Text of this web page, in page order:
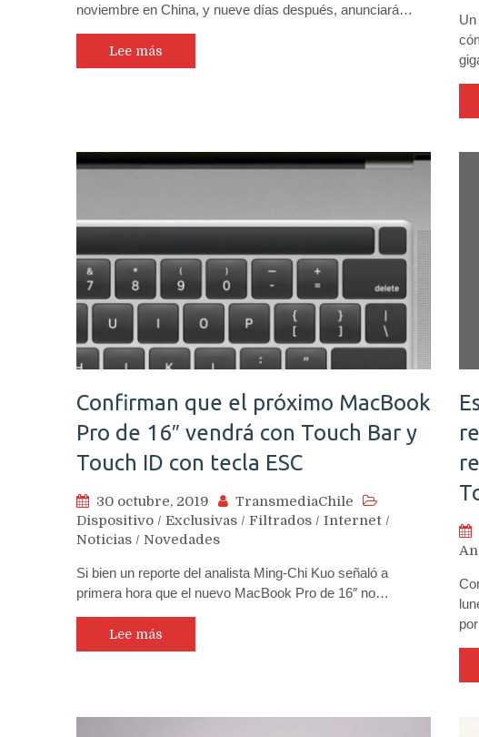
noviembre en China, y nueve días después, anunciará…
Lee más
Confirman que el próximo MacBook
Pro de 16″ vendrá con Touch Bar y
Touch ID con tecla ESC
30 octubre, 2019
TransmediaChile
Dispositivo / Exclusivas / Filtrados / Internet /
Noticias / Novedades
Si bien un reporte del analista Ming-Chi Kuo señaló a
primera hora que el nuevo MacBook Pro de 16″ no…
Lee más